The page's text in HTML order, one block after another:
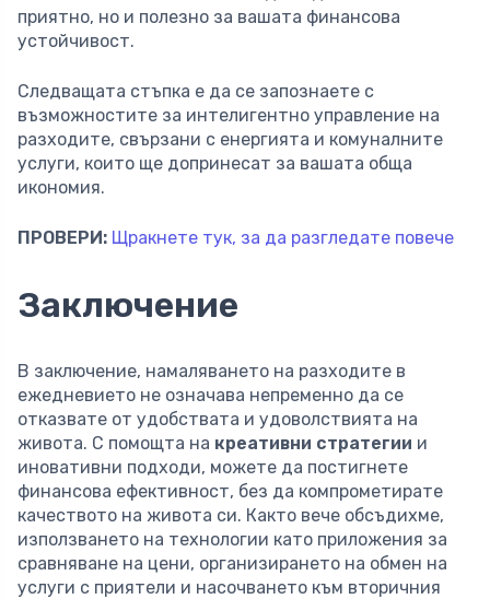
приятно, но и полезно за вашата финансова
устойчивост.
Следващата стъпка е да се запознаете с
възможностите за интелигентно управление на
разходите, свързани с енергията и комуналните
услуги, които ще допринесат за вашата обща
икономия.
ПРОВЕРИ: Щракнете тук, за да разгледате повече
Заключение
В заключение, намаляването на разходите в
ежедневието не означава непременно да се
отказвате от удобствата и удоволствията на
живота. С помощта на креативни стратегии и
иновативни подходи, можете да постигнете
финансова ефективност, без да компрометирате
качеството на живота си. Както вече обсъдихме,
използването на технологии като приложения за
сравняване на цени, организирането на обмен на
услуги с приятели и насочването към вторичния